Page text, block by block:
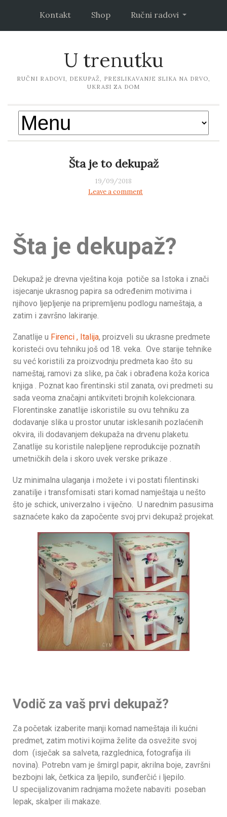
Kontakt Shop Ručni radovi
U trenutku
RUČNI RADOVI, DEKUPAŽ, PRESLIKAVANJE SLIKA NA DRVO,
UKRASI ZA DOM
Šta je to dekupaž
19/09/2018
Leave a comment
Šta je dekupaž?
Dekupaž je drevna vještina koja potiče sa Istoka i znači
isjecanje ukrasnog papira sa određenim motivima i
njihovo ljepljenje na pripremljenu podlogu nameštaja, a
zatim i završno lakiranje.
Zanatlije u Firenci , Italija, proizveli su ukrasne predmete
koristeći ovu tehniku još od 18. veka. Ove starije tehnike
su već koristili za proizvodnju predmeta kao što su
nameštaj, ramovi za slike, pa čak i obrađena koža korica
knjiga . Poznat kao firentinski stil zanata, ovi predmeti su
sada veoma značajni antikviteti brojnih kolekcionara.
Florentinske zanatlije iskoristile su ovu tehniku za
dodavanje slika u prostor unutar isklesanih pozlaćenih
okvira, ili dodavanjem dekupaža na drvenu plaketu.
Zanatlije su koristile nalepljene reprodukcije poznatih
umetničkih dela i skoro uvek verske prikaze .
Uz minimalna ulaganja i možete i vi postati filentinski
zanatilje i transfomisati stari komad namještaja u nešto
što je schick, univerzalno i viječno. U narednim pasusima
saznaćete kako da započente svoj prvi dekupaž projekat.
Vodič za vaš prvi dekupaž?
Za početak izaberite manji komad nameštaja ili kućni
predmet, zatim motivi kojima želite da osvežite svoj
dom (isječak sa salveta, razglednica, fotografija ili
novina). Potrebn vam je šmirgl papir, akrilna boje, završni
bezbojni lak, četkica za ljepilo, sunđerčić i ljepilo.
U specijalizovanim radnjama možete nabaviti poseban
lepak, skalper ili makaze.